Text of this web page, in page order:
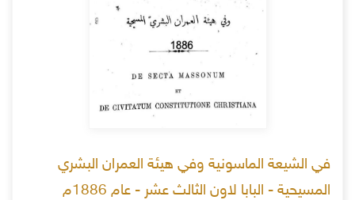
في الشيعة الماسونية وفي هيئة العمران البشري
المسيحية - البابا لاون الثالث عشر - عام 1886م